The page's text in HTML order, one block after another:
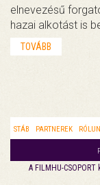
elnevezésű
hazai alkotást is
TOVÁBB
STÁB PARTNEREK
A FILMHU-